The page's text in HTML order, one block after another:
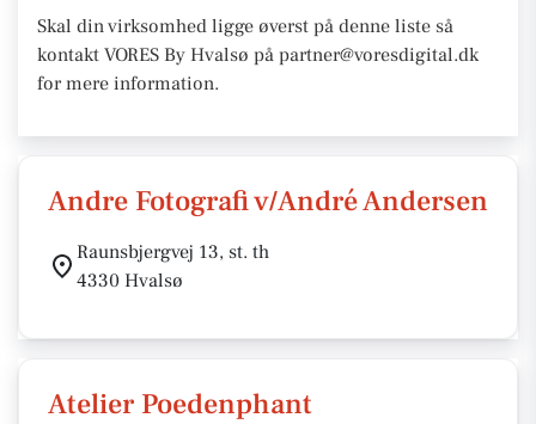
Skal din virksomhed ligge øverst på denne liste så
kontakt VORES By Hvalsø på partner@voresdigital.dk
for mere information.
Andre Fotografi v/André Andersen
Raunsbjergvej 13, st. th
4330 Hvalsø
Atelier Poedenphant